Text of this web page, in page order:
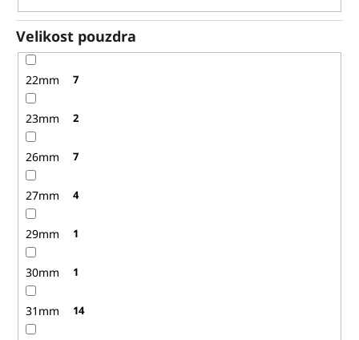
Velikost pouzdra
22mm 7
23mm 2
26mm 7
27mm 4
29mm 1
30mm 1
31mm 14